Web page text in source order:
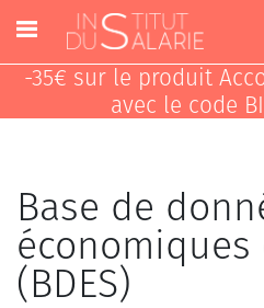
-35€ sur le produit
avec le code
Base de
économiques
(BDES)